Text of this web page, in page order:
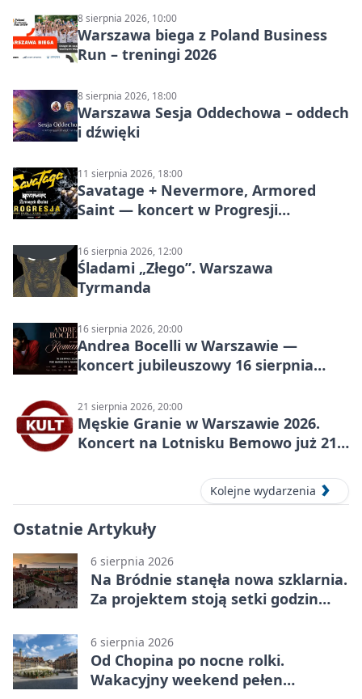
8 sierpnia 2026, 10:00
Warszawa biega z Poland Business
Run – treningi 2026
8 sierpnia 2026, 18:00
Warszawa Sesja Oddechowa – oddech
i dźwięki
11 sierpnia 2026, 18:00
Savatage + Nevermore, Armored
Saint — koncert w Progresji
16 sierpnia 2026, 12:00
Śladami „Złego”. Warszawa
Tyrmanda
16 sierpnia 2026, 20:00
Andrea Bocelli w Warszawie —
koncert jubileuszowy 16 sierpnia
21 sierpnia 2026, 20:00
Męskie Granie w Warszawie 2026.
Koncert na Lotnisku Bemowo już 21
Kolejne wydarzenia
Ostatnie Artykuły
6 sierpnia 2026
Na Bródnie stanęła nowa szklarnia.
Za projektem stoją setki godzin
6 sierpnia 2026
Od Chopina po nocne rolki.
Wakacyjny weekend pełen